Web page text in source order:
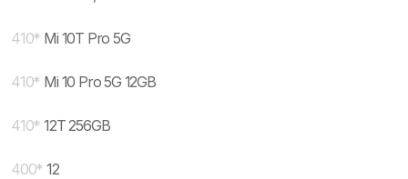
410* Mi 10T Pro 5G
410* Mi 10 Pro 5G 12GB
410* 12T 256GB
400* 12